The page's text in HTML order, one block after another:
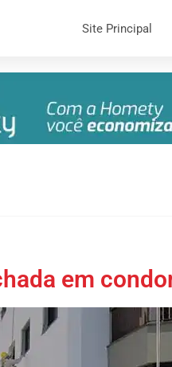
Site Principal
em